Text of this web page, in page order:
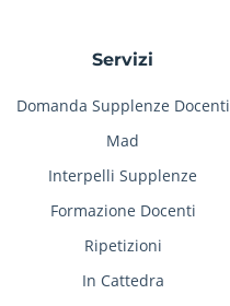
Servizi
Domanda Supplenze Docenti
Mad
Interpelli Supplenze
Formazione Docenti
Ripetizioni
In Cattedra